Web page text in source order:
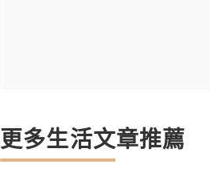
更多生活文章推薦